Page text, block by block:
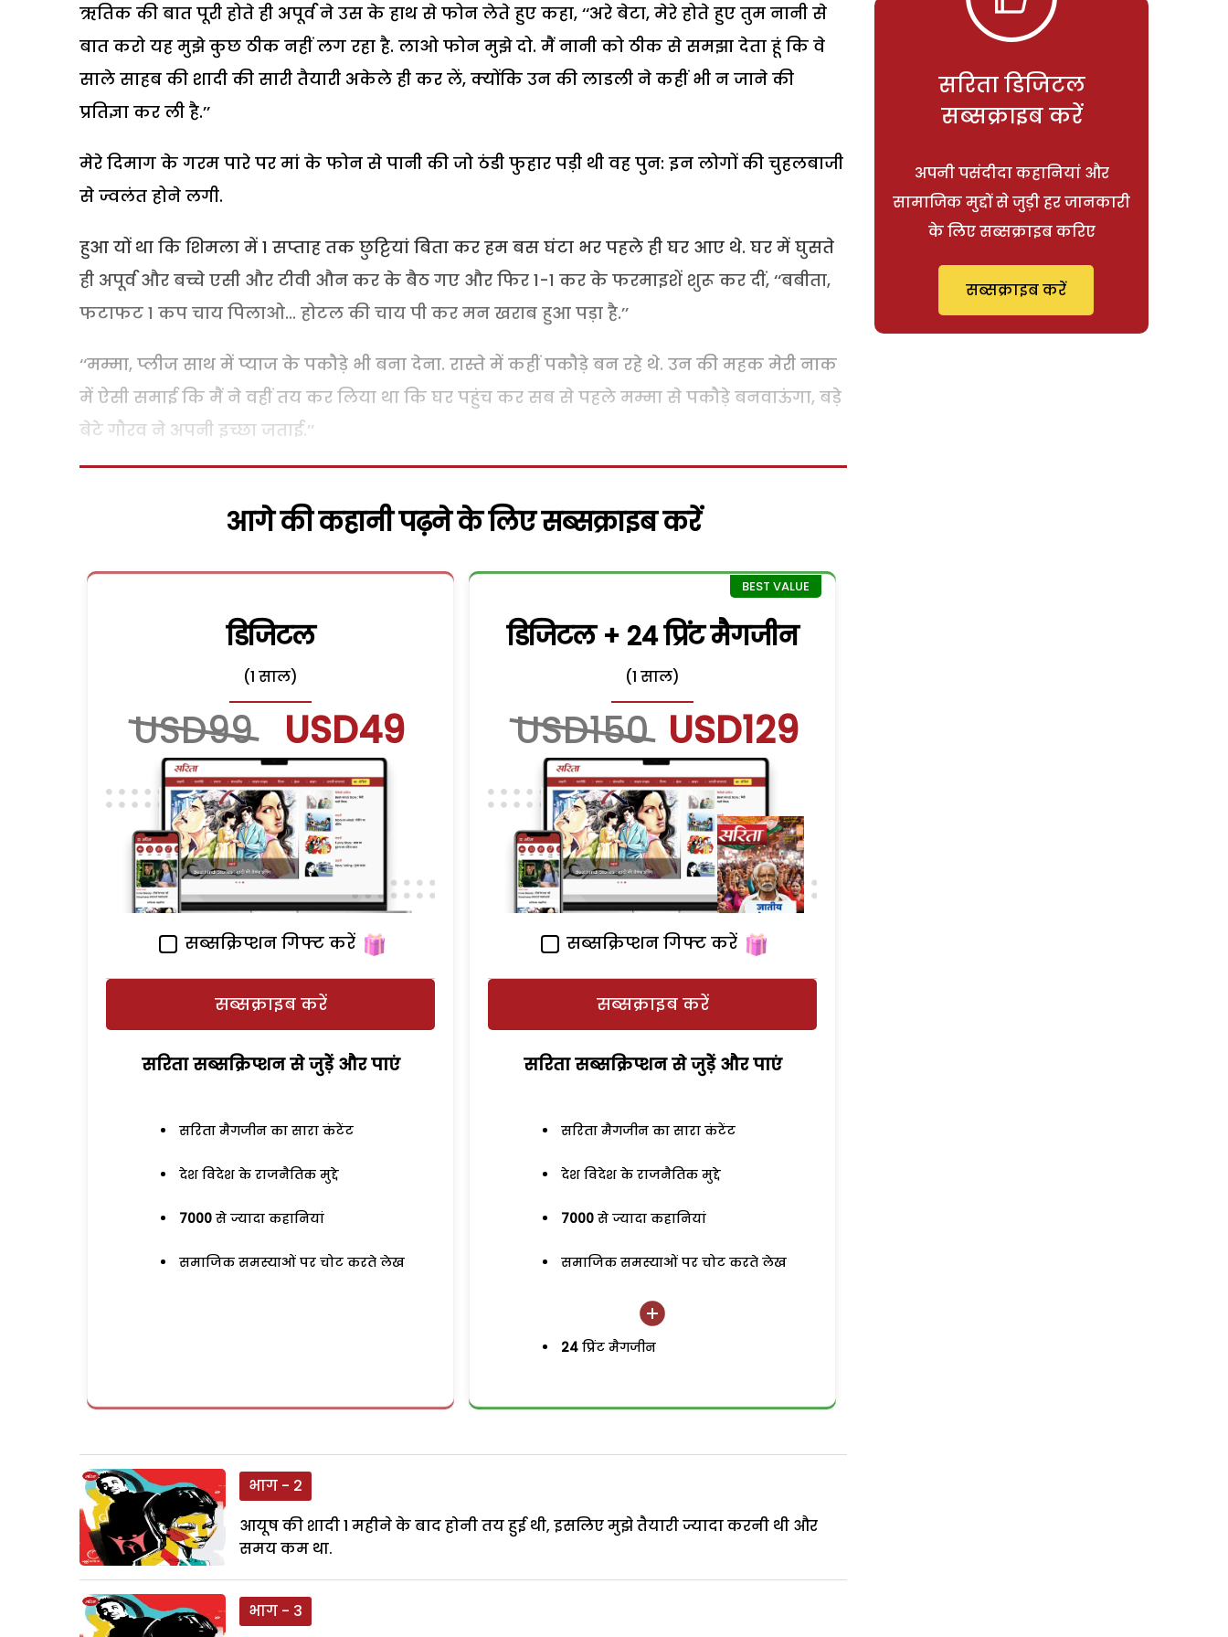
ऋतिक की बात पूरी होते ही अपूर्व ने उस के हाथ से फोन लेते हुए कहा, ‘‘अरे बेटा, मेरे होते हुए तुम नानी से
बात करो यह मुझे कुछ ठीक नहीं लग रहा है. लाओ फोन मुझे दो. मैं नानी को ठीक से समझा देता हूं कि वे
साले साहब की शादी की सारी तैयारी अकेले ही कर लें, क्योंकि उन की लाडली ने कहीं भी न जाने की
प्रतिज्ञा कर ली है.’’
मेरे दिमाग के गरम पारे पर मां के फोन से पानी की जो ठंडी फुहार पड़ी थी वह पुन: इन लोगों की चुहलबाजी
से ज्वलंत होने लगी.
हुआ यों था कि शिमला में 1 सप्ताह तक छुट्टियां बिता कर हम बस घंटा भर पहले ही घर आए थे. घर में घुसते
ही अपूर्व और बच्चे एसी और टीवी औन कर के बैठ गए और फिर 1-1 कर के फरमाइशें शुरू कर दीं, ‘‘बबीता,
फटाफट 1 कप चाय पिलाओ... होटल की चाय पी कर मन खराब हुआ पड़ा है.’’
‘‘मम्मा, प्लीज साथ में प्याज के पकौड़े भी बना देना. रास्ते में कहीं पकौड़े बन रहे थे. उन की महक मेरी नाक
में ऐसी समाई कि मैं ने वहीं तय कर लिया था कि घर पहुंच कर सब से पहले मम्मा से पकौड़े बनवाऊंगा, बड़े
बेटे गौरव ने अपनी इच्छा जताई.’’
आगे की कहानी पढ़ने के लिए सब्सक्राइब करें
डिजिटल
(1 साल)
USD99 USD49
सब्सक्रिप्शन गिफ्ट करें
सब्सक्राइब करें
सरिता सब्सक्रिप्शन से जुड़ेें और पाएं
सरिता मैगजीन का सारा कंटेंट
देश विदेश के राजनैतिक मुद्दे
7000 से ज्यादा कहानियां
समाजिक समस्याओं पर चोट करते लेख
डिजिटल + 24 प्रिंट मैगजीन
(1 साल)
USD150 USD129
सब्सक्रिप्शन गिफ्ट करें
सब्सक्राइब करें
सरिता सब्सक्रिप्शन से जुड़ेें और पाएं
सरिता मैगजीन का सारा कंटेंट
देश विदेश के राजनैतिक मुद्दे
7000 से ज्यादा कहानियां
समाजिक समस्याओं पर चोट करते लेख
24 प्रिंट मैगजीन
भाग - 2
आयूष की शादी 1 महीने के बाद होनी तय हुई थी, इसलिए मुझे तैयारी ज्यादा करनी थी और
समय कम था.
भाग - 3
सरिता डिजिटल
सब्सक्राइब करें
अपनी पसंदीदा कहानियां और
सामाजिक मुद्दों से जुड़ी हर जानकारी
के लिए सब्सक्राइब करिए
सब्सक्राइब करें